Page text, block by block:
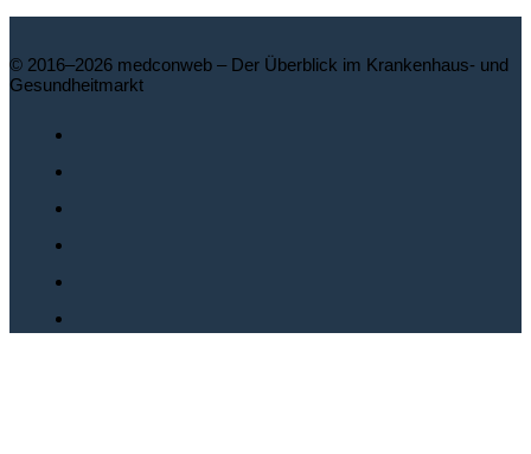
© 2016–2026 medconweb – Der Überblick im Krankenhaus- und
Gesundheitmarkt